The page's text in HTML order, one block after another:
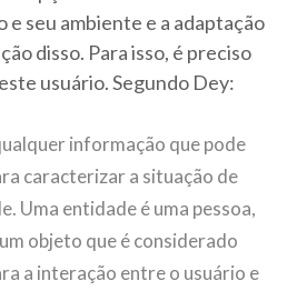
e seu ambiente e a adaptação
disso. Para isso, é preciso
usuário. Segundo Dey:
informação que pode
caracterizar a situação de
Uma entidade é uma pessoa,
objeto que é considerado
a interação entre o usuário e